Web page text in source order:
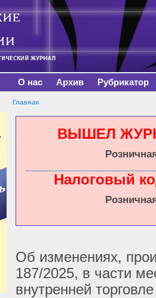
О нас Архив Рубрикатор
Вы здесь
Главная
ВЫШЕЛ
Налоговый
Об изменениях,
187/2025, в части
внутренней торговле